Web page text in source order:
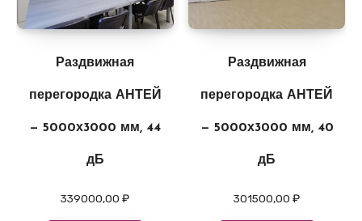
Раздвижная
перегородка АНТЕЙ
— 5000х3000 мм, 44
дБ
339000,00₽
Раздвижная
перегородка АНТЕЙ
— 5000х3000 мм, 40
дБ
301500,00₽